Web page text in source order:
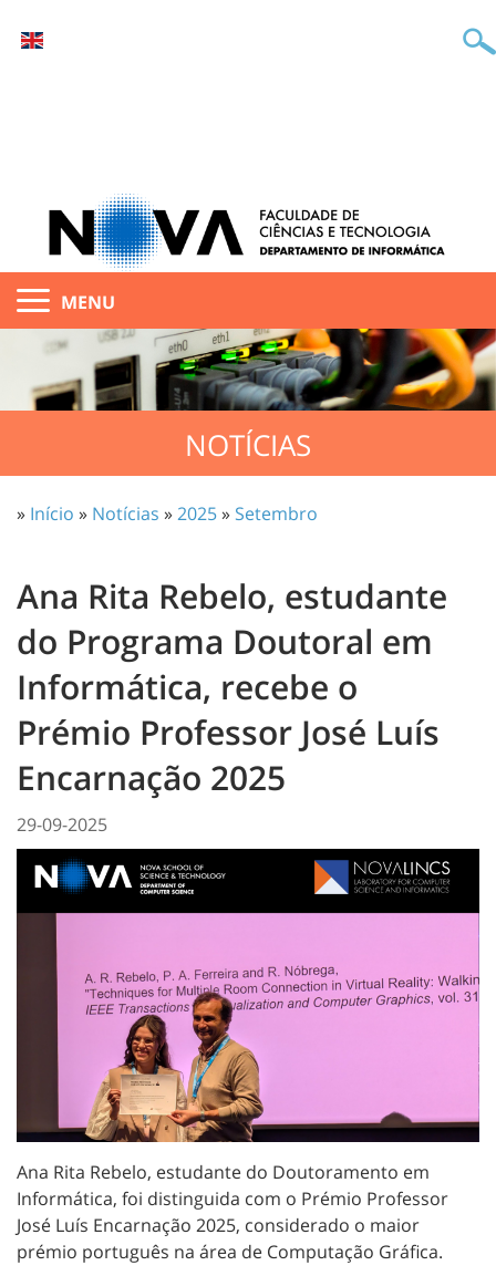
MENU
NOTÍCIAS
» Início » Notícias »2025» Setembro
Ana Rita Rebelo, estudante
do Programa Doutoral em
Informática, recebe o
Prémio Professor José Luís
Encarnação 2025
29-09-2025
Ana Rita Rebelo, estudante do Doutoramento em
Informática, foi distinguida com o Prémio Professor
José Luís Encarnação 2025, considerado o maior
prémio português na área de Computação Gráfica.